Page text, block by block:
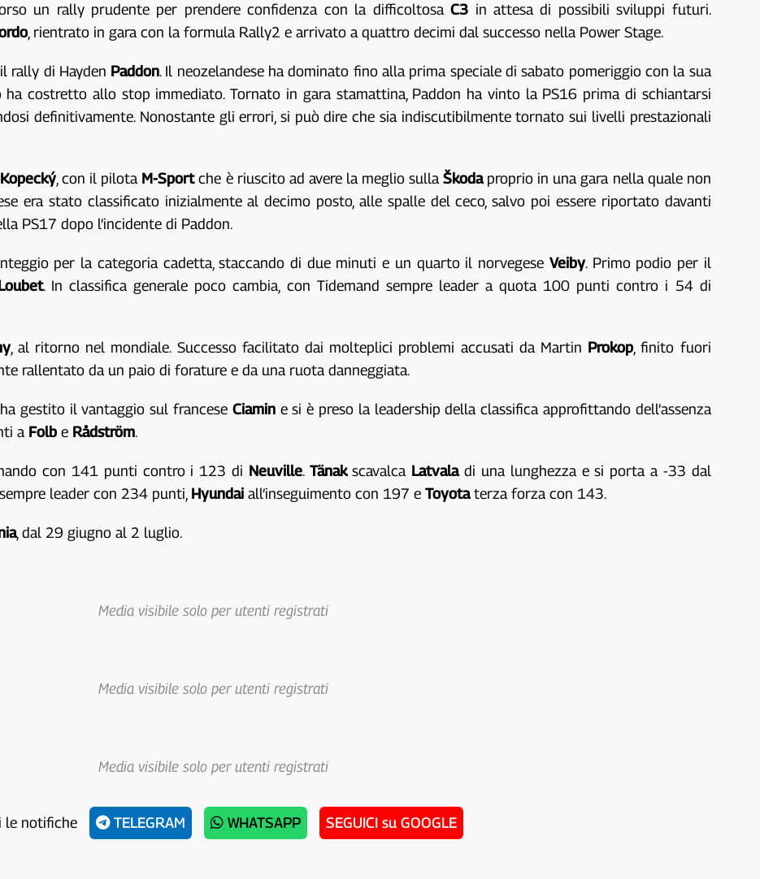
un rally prudente per prendere confidenza con la difficoltosaC3 in attesa di possibili sviluppi futuri.
, rientrato in gara con la formula Rally2 e arrivato a quattro decimi dal successo nella Power Stage.
rally di Hayden Paddon. Il neozelandese ha dominato fino alla prima speciale di sabato pomeriggio con la sua
ha costretto allo stop immediato. Tornato in gara stamattina, Paddon ha vinto la PS16 prima di schiantarsi
definitivamente. Nonostante gli errori, si può dire che sia indiscutibilmente tornato sui livelli prestazionali
Kopecký, con il pilota M-Sportche è riuscito ad avere la meglio sullaŠkodaproprio in una gara nella quale non
era stato classificato inizialmente al decimo posto, alle spalle del ceco, salvo poi essere riportato davanti
PS17 dopo l’incidente di Paddon.
per la categoria cadetta, staccando di due minuti e un quarto il norvegese Veiby. Primo podio per il
. In classifica generale poco cambia, con Tidemand sempre leader a quota 100 punti contro i 54 di
, al ritorno nel mondiale. Successo facilitato dai molteplici problemi accusati da Martin Prokop , finito fuori
rallentato da un paio di forature e da una ruota danneggiata.
gestito il vantaggio sul francese Ciamine si è preso la leadership della classifica approfittando dell’assenza
a Folb e Rådström.
con 141 punti contro i 123 di Neuville. Tänakscavalca Latvaladi una lunghezza e si porta a -33 dal
sempre leader con 234 punti, Hyundai all’inseguimento con 197 eToyotaterza forza con 143.
, dal 29 giugno al 2 luglio.
Media visibile solo per utenti registrati
Media visibile solo per utenti registrati
Media visibile solo per utenti registrati
le notifiche TELEGRAM WHATSAPP SEGUICI su GOOGLE